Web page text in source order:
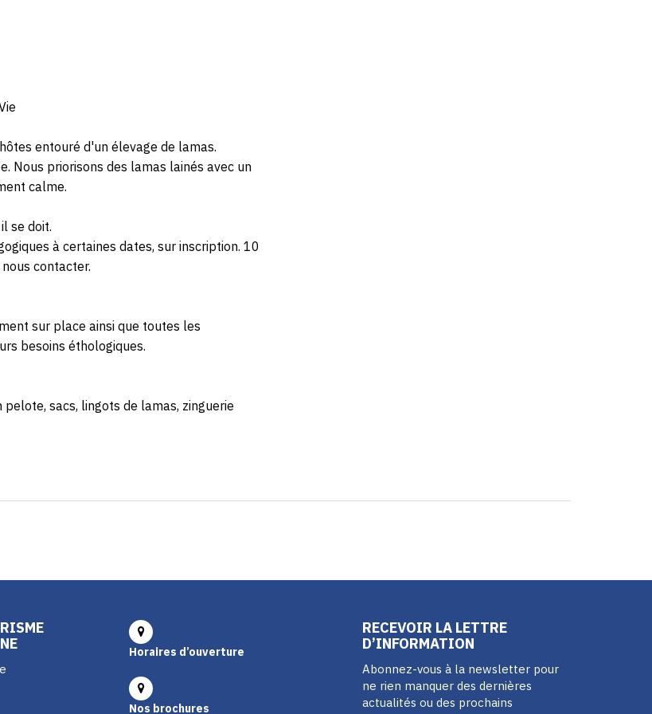
entouré d'un élevage de lamas.
Nous priorisons des lamas lainés avec un
calme.
se doit.
à certaines dates, sur inscription. 10
contacter.
sur place ainsi que toutes les
besoins éthologiques.
sacs, lingots de lamas, zinguerie
Horaires d’ouverture
Nos brochures
RECEVOIR LA LETTRE
D’INFORMATION
Abonnez-vous à la newsletter pour
ne rien manquer des dernières
actualités ou des prochains